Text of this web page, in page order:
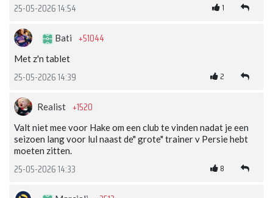
25-05-2026 14:54 1
Bati +51044
Met z'n tablet
25-05-2026 14:39 2
Realist +1520
Valt niet mee voor Hake om een club te vinden nadat je een
seizoen lang voor lul naast de" grote" trainer v Persie hebt
moeten zitten.
25-05-2026 14:33 8